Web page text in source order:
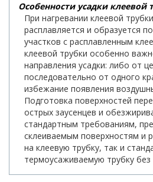
Особенности усадки клеевой
При нагревании клеевой
расплавляется и образуется
участков с расплавленным
клеевой трубки особенно
направления усадки: либо от
последовательно от одного
избежание появления
Подготовка поверхностей
острых заусенцев и
стандартным требованиям,
склеиваемым поверхностям и
на клеевую трубку, так и
термоусаживаемую трубку без